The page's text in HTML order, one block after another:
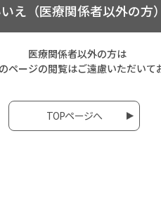
え（医療関係者以外の方）
医療関係者以外の方は
ページの閲覧はご遠慮いただいて
TOPページへ